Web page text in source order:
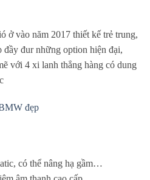
ở vào năm 2017 thiết kế trẻ trung,
đầy đur những option hiện đại,
với 4 xi lanh thẳng hàng có dung
đẹp
có thể nâng hạ gầm…